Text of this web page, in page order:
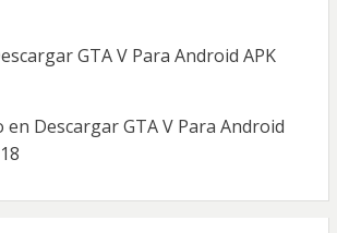
GTA V Para Android APK
en Descargar GTA V Para Android